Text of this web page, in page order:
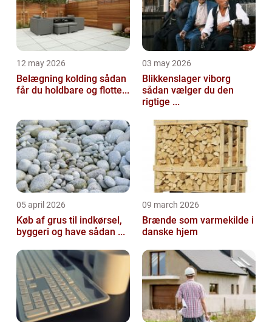
12 may 2026
Belægning kolding sådan
får du holdbare og flotte...
03 may 2026
Blikkenslager viborg
sådan vælger du den
rigtige ...
05 april 2026
Køb af grus til indkørsel,
byggeri og have sådan ...
09 march 2026
Brænde som varmekilde i
danske hjem